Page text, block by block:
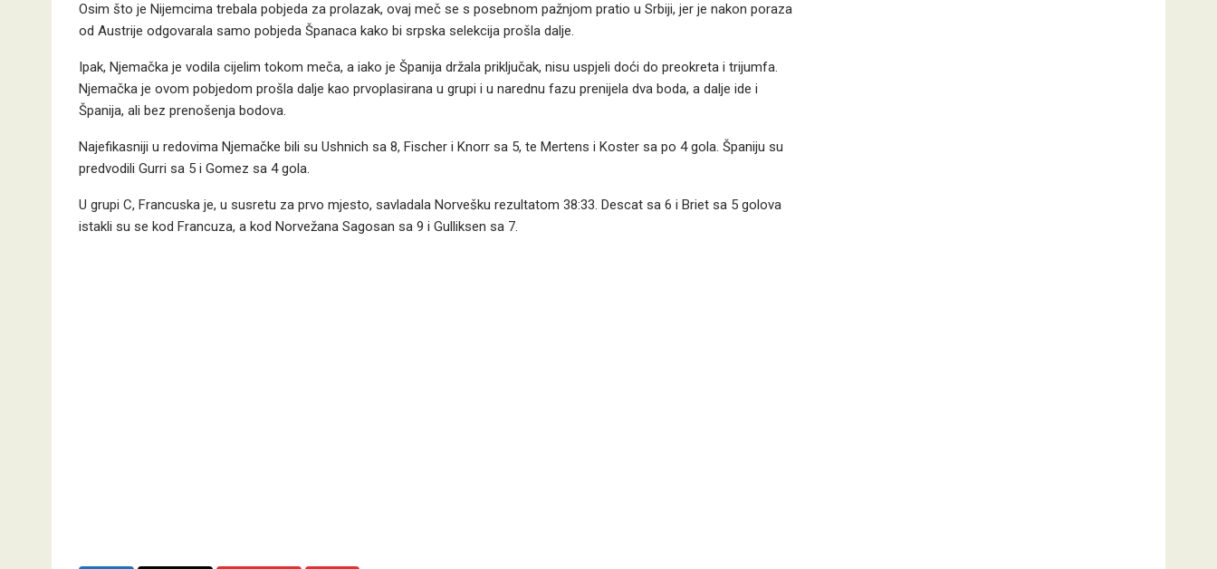
Osim što je Nijemcima trebala pobjeda za prolazak, ovaj meč se s posebnom pažnjom pratio u Srbiji, jer je nakon poraza
od Austrije odgovarala samo pobjeda Španaca kako bi srpska selekcija prošla dalje.
Ipak, Njemačka je vodila cijelim tokom meča, a iako je Španija držala priključak, nisu uspjeli doći do preokreta i trijumfa.
Njemačka je ovom pobjedom prošla dalje kao prvoplasirana u grupi i u narednu fazu prenijela dva boda, a dalje ide i
Španija, ali bez prenošenja bodova.
Najefikasniji u redovima Njemačke bili su Ushnich sa 8, Fischer i Knorr sa 5, te Mertens i Koster sa po 4 gola. Španiju su
predvodili Gurri sa 5 i Gomez sa 4 gola.
U grupi C, Francuska je, u susretu za prvo mjesto, savladala Norvešku rezultatom 38:33. Descat sa 6 i Briet sa 5 golova
istakli su se kod Francuza, a kod Norvežana Sagosan sa 9 i Gulliksen sa 7.